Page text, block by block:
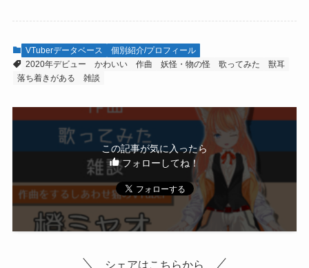
VTuberデータベース
個別紹介/プロフィール
2020年デビュー
かわいい 作曲 妖怪・物の怪 歌ってみた
獣耳
落ち着きがある
雑談
この記事が気に入ったら
フォローしてね！
シェアはこちらから